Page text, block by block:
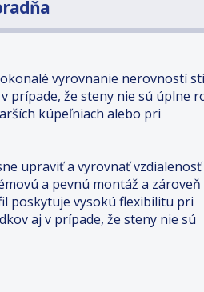
vyrovnanie nerovností
prípade, že steny nie sú úplne
kúpeľniach alebo pri
upraviť a vyrovnať vzdialenosť
a pevnú montáž a zároveň
poskytuje vysokú flexibilitu pri
aj v prípade, že steny nie sú